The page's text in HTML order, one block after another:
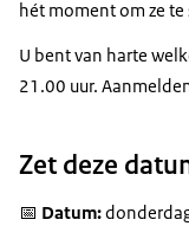
hét moment om ze te
U bent van harte
21.00 uur.
Zet deze
📅 Datum: